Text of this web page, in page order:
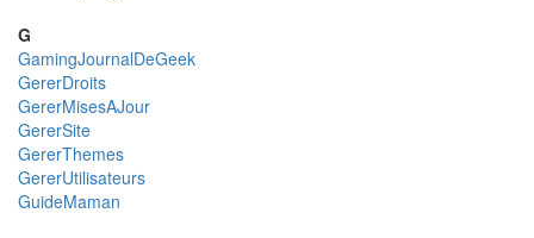
G
GamingJournalDeGeek
GererDroits
GererMisesAJour
GererSite
GererThemes
GererUtilisateurs
GuideMaman